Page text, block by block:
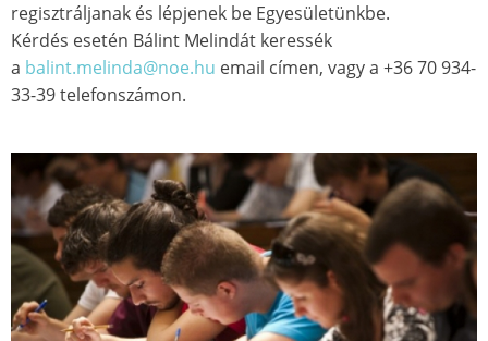
regisztráljanak és lépjenek be Egyesületünkbe.
Kérdés esetén Bálint Melindát keressék
a balint.melinda@noe.hu email címen, vagy a +36 70 934-
33-39 telefonszámon.